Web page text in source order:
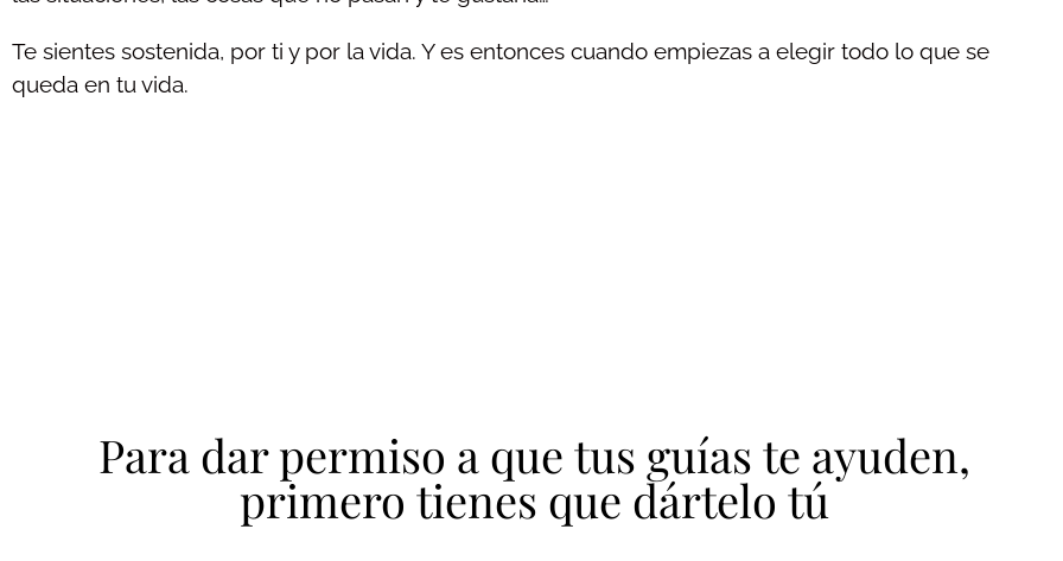
Te sientes sostenida, por ti y por la vida. Y es entonces cuando empiezas a elegir todo lo que se
queda en tu vida.
Para dar permiso a que tus guías te ayuden,
primero tienes que dártelo tú